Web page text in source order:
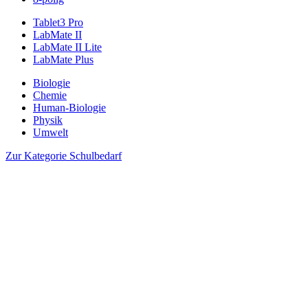
Tablet3 Pro
LabMate II
LabMate II Lite
LabMate Plus
Biologie
Chemie
Human-Biologie
Physik
Umwelt
Zur Kategorie Schulbedarf